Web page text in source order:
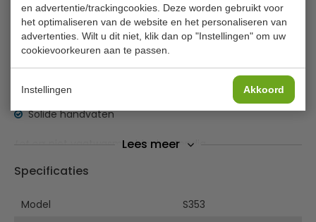
en advertentie/trackingcookies. Deze worden gebruikt voor
het optimaliseren van de website en het personaliseren van
advertenties. Wilt u dit niet, klik dan op "Instellingen" om uw
cookievoorkeuren aan te passen.
Instellingen Akkoord
Perfect voor het bereiden van grote hoeveelheden
bouillon, soep of chili.
Dekselapart verkrijgbaar
Snelle & gelijkmatige warmteverdeling
Geborstelde afwerking
Solide handvaten
: niet vaatwasmachinebestendig
Lees meer
Specificaties
Model
S353